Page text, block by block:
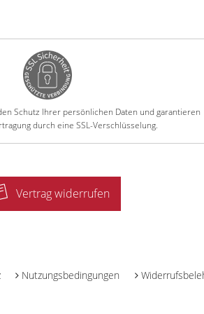
Schutz Ihrer persönlichen Daten und garantieren
durch eine SSL-Verschlüsselung.
Vertrag widerrufen
Nutzungsbedingungen